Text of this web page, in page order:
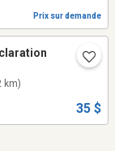
Prix sur demande
km)
35 $